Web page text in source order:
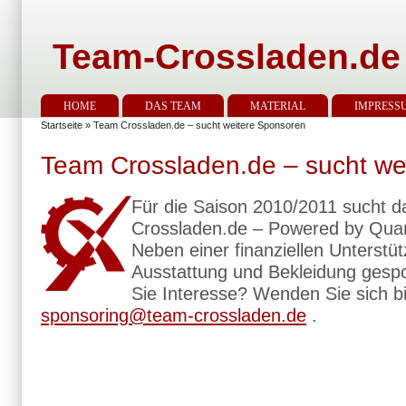
Team-Crossladen.de
HOME DAS TEAM MATERIAL
Startseite » Team Crossladen.de – sucht weitere Sponsoren
Team Crossladen.de – sucht
Für die Saison 2010/2011 sucht
Crossladen.de – Powered by
Neben einer finanziellen
Ausstattung und Bekleidung
Sie Interesse? Wenden Sie sich
sponsoring@team-crossladen.de .